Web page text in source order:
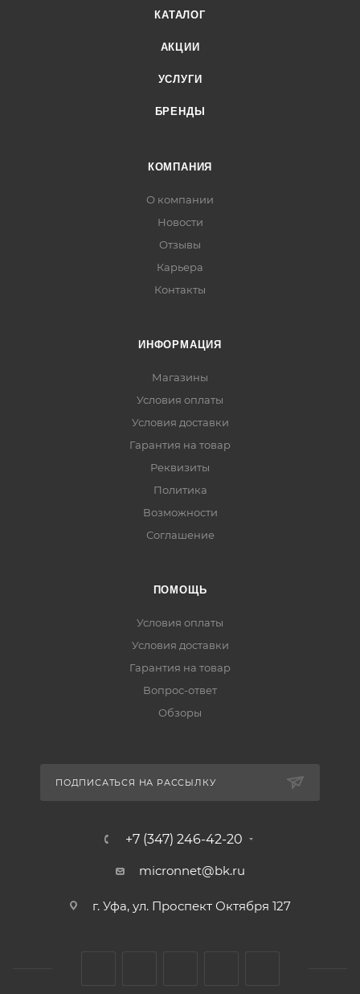
КАТАЛОГ
АКЦИИ
УСЛУГИ
БРЕНДЫ
КОМПАНИЯ
О компании
Новости
Отзывы
Карьера
Контакты
ИНФОРМАЦИЯ
Магазины
Условия оплаты
Условия доставки
Гарантия на товар
Реквизиты
Политика
Возможности
Соглашение
ПОМОЩЬ
Условия оплаты
Условия доставки
Гарантия на товар
Вопрос-ответ
Обзоры
ПОДПИСАТЬСЯ НА РАССЫЛКУ
+7 (347) 246-42-20
micronnet@bk.ru
г. Уфа, ул. Проспект Октября 127